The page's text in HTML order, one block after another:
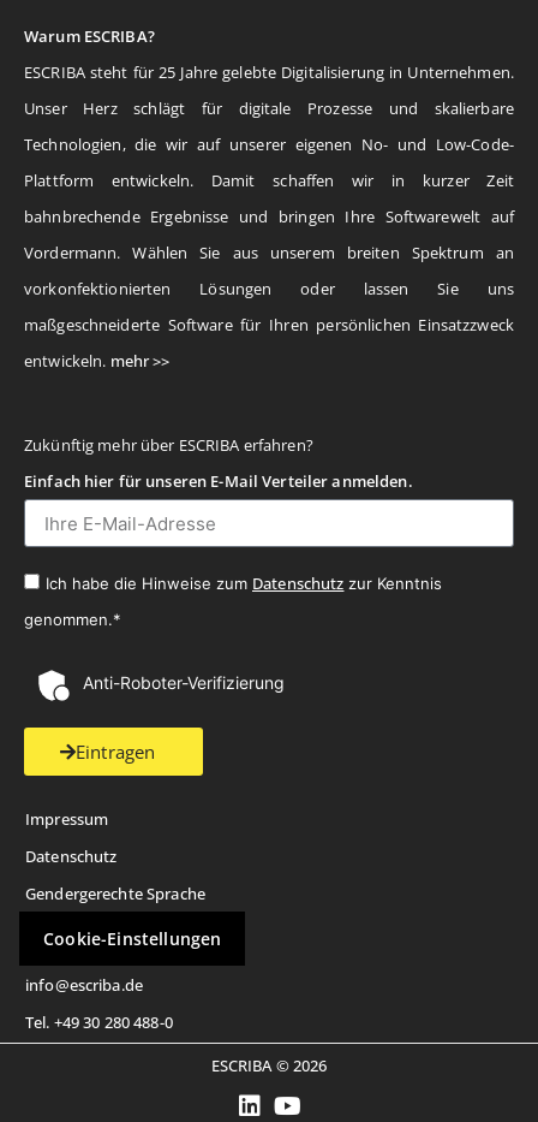
Warum ESCRIBA?
ESCRIBA steht für 25 Jahre gelebte Digitalisierung in Unternehmen.
Unser Herz schlägt für digitale Prozesse und skalierbare
Technologien, die wir auf unserer eigenen No- und Low-Code-
Plattform entwickeln. Damit schaffen wir in kurzer Zeit
bahnbrechende Ergebnisse und bringen Ihre Softwarewelt auf
Vordermann. Wählen Sie aus unserem breiten Spektrum an
vorkonfektionierten Lösungen oder lassen Sie uns
maßgeschneiderte Software für Ihren persönlichen Einsatzzweck
entwickeln. mehr >>
Zukünftig mehr über ESCRIBA erfahren?
Einfach hier für unseren E-Mail Verteiler anmelden.
Ich habe die Hinweise zum Datenschutz zur Kenntnis
genommen.*
Anti-Roboter-Verifizierung
Eintragen
Impressum
Datenschutz
Gendergerechte Sprache
Cookie-Einstellungen
info@escriba.de
Tel. +49 30 280 488-0
ESCRIBA © 2026